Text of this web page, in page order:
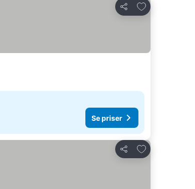
Dela
Lägg till i Mina
Se priser
Dela
Lägg till i Mina